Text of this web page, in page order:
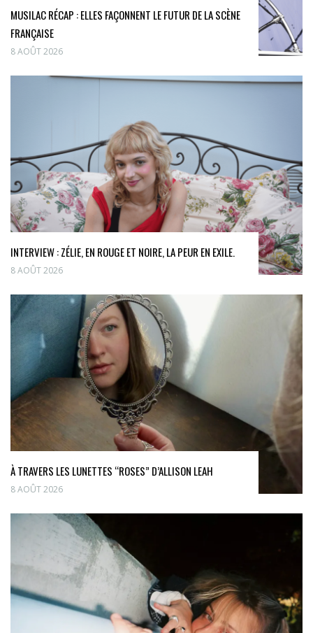
MUSILAC RÉCAP : ELLES FAÇONNENT LE FUTUR DE LA SCÈNE
FRANÇAISE
8 AOÛT 2026
INTERVIEW : ZÉLIE, EN ROUGE ET NOIRE, LA PEUR EN EXILE.
8 AOÛT 2026
À TRAVERS LES LUNETTES “ROSES” D’ALLISON LEAH
8 AOÛT 2026